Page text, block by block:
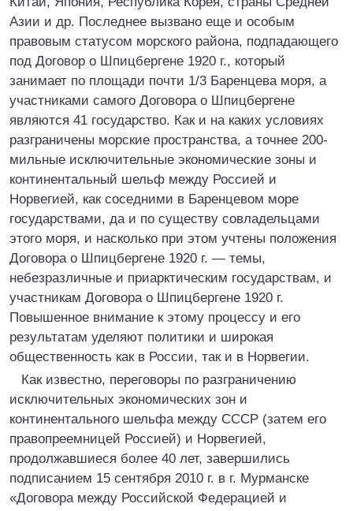
Азии и др. Последнее вызвано еще и особым
правовым статусом морского района, подпадающего
под Договор о Шпицбергене 1920 г., который
занимает по площади почти 1/3 Баренцева моря, а
участниками самого Договора о Шпицбергене
являются 41 государство. Как и на каких условиях
разграничены морские пространства, а точнее 200-
мильные исключительные экономические зоны и
континентальный шельф между Россией и
Норвегией, как соседними в Баренцевом море
государствами, да и по существу совладельцами
этого моря, и насколько при этом учтены положения
Договора о Шпицбергене 1920 г. — темы,
небезразличные и приарктическим государствам, и
участникам Договора о Шпицбергене 1920 г.
Повышенное внимание к этому процессу и его
результатам уделяют политики и широкая
общественность как в России, так и в Норвегии.
Как известно, переговоры по разграничению
исключительных экономических зон и
континентального шельфа между СССР (затем его
правопреемницей Россией) и Норвегией,
продолжавшиеся более 40 лет, завершились
подписанием 15 сентября 2010 г. в г. Мурманске
«Договора между Российской Федерацией и